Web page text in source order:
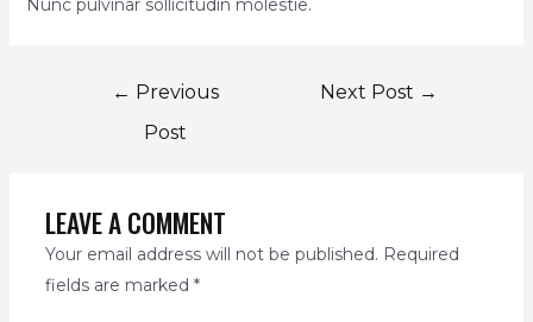
← Previous
Post
Next Post →
LEAVE A COMMENT
Your email address will not be published. Required
fields are marked *